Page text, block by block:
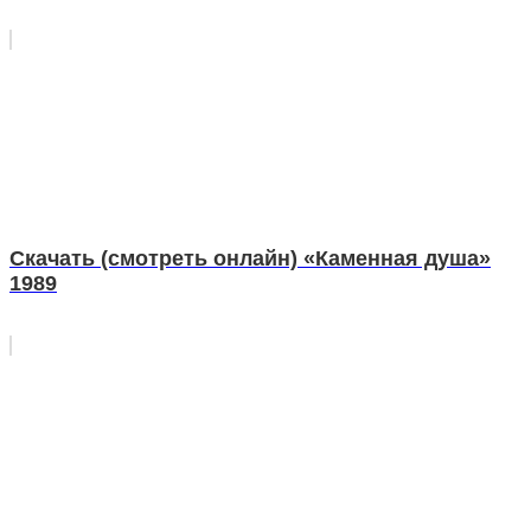
Скачать (смотреть онлайн) «Каменная душа»
1989